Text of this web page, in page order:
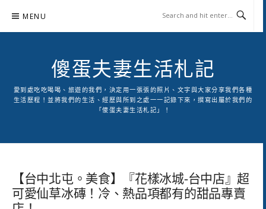
content
MENU
傻蛋夫妻生活札記
愛到處吃吃喝喝、旅遊的我們，決定用一張張的照片、文字與大家分享我們各種
生活歷程！並將我們的生活、經歷與所到之處一一記錄下來，撰寫出屬於我們的
「傻蛋夫妻生活札記」！
【台中北屯。美食】『花樣冰城-台中店』超
可愛仙草冰磚！冷、熱品項都有的甜品專賣